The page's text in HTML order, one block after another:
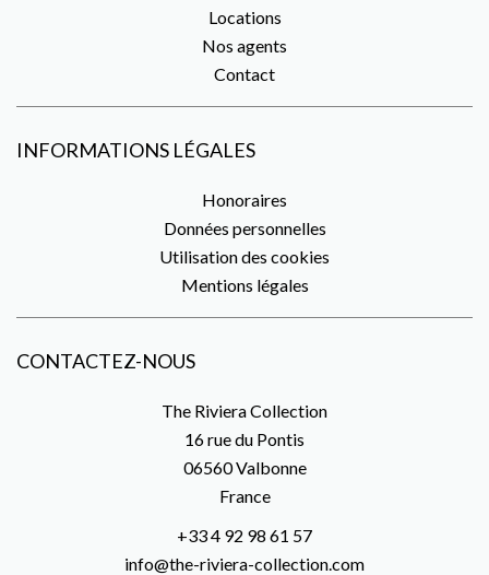
Locations
Nos agents
Contact
INFORMATIONS LÉGALES
Honoraires
Données personnelles
Utilisation des cookies
Mentions légales
CONTACTEZ-NOUS
The Riviera Collection
16 rue du Pontis
06560Valbonne
France
+33 4 92 98 61 57
info@the-riviera-collection.com